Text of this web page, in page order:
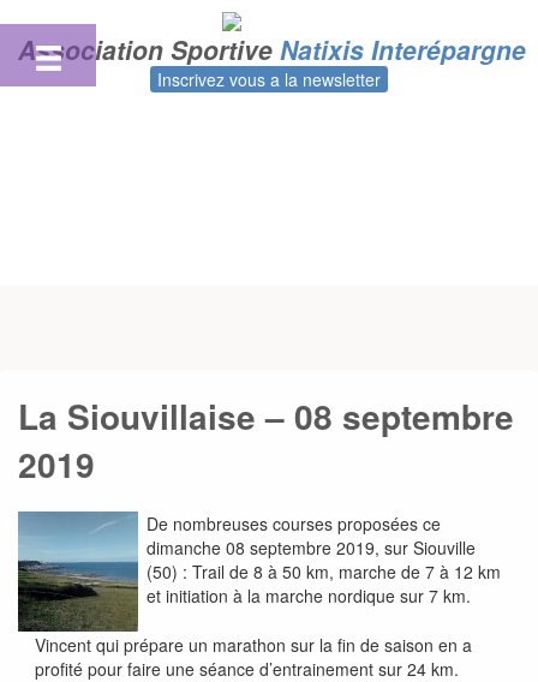
content
Association Sportive Natixis Interépargne
Inscrivez vous a la newsletter
La Siouvillaise – 08 septembre
2019
De nombreuses courses proposées ce
dimanche 08 septembre 2019, sur Siouville
(50) : Trail de 8 à 50 km, marche de 7 à 12 km
et initiation à la marche nordique sur 7 km.
Vincent qui prépare un marathon sur la fin de saison en a
profité pour faire une séance d’entrainement sur 24 km.